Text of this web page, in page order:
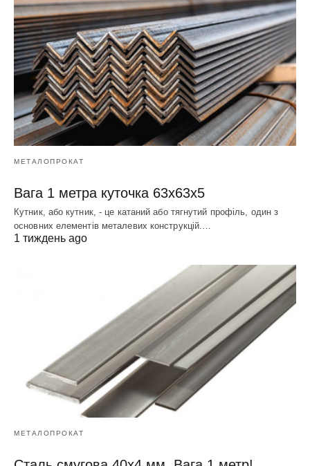
МЕТАЛОПРОКАТ
Вага 1 метра куточка 63х63х5
Кутник, або кутник, - це катаний або тягнутий профіль, один з
основних елементів металевих конструкцій.…
1 тиждень ago
МЕТАЛОПРОКАТ